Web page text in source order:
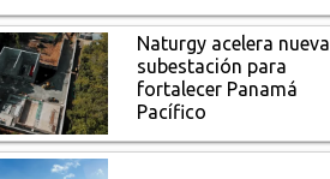
Naturgy acelera nueva
subestación para
fortalecer Panamá
Pacífico